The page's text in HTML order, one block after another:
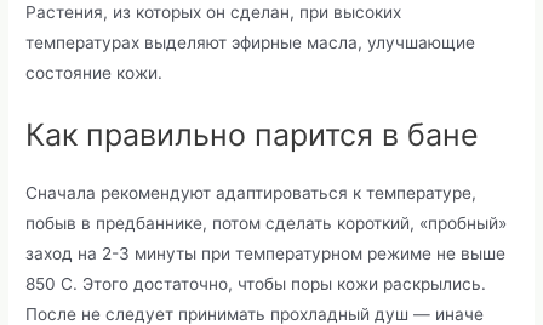
Растения, из которых он сделан, при высоких
температурах выделяют эфирные масла, улучшающие
состояние кожи.
Как правильно парится в бане
Сначала рекомендуют адаптироваться к температуре,
побыв в предбаннике, потом сделать короткий, «пробный»
заход на 2-3 минуты при температурном режиме не выше
850 С. Этого достаточно, чтобы поры кожи раскрылись.
После не следует принимать прохладный душ — иначе